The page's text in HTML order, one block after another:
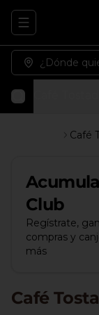
Abrir menu de
¿Dónde
Café
Acumula
Club
Regístrate,
compras y
más
Café